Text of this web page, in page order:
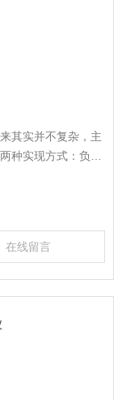
其实并不复杂，主
种实现方式：负压
在线留言